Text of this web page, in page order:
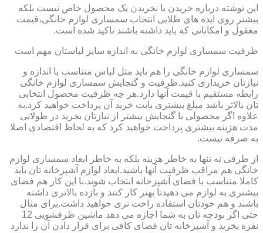
این نوشته درباره خریدن یا نخریدن یک محصول خاص نیست بلکه
بیشتر روی ایده های طلایی انتخاب سمساری لوازم خانگی،قیمت
معقول و امکاناتی که باید داشته باشند تاکید شده است.
ظرفیت سمساری لوازم خانگی به اندازه سایز لباستان مهم است
سمساری لوازم خانگی را هم باید مثل لباس متناسب با اندازه و
نیازتان خریداری کنید.ظرفیت و گنجایش سمساری لوازم خانگی
رابطه مستقیم با قیمت آنها دارد.هر چه ظرفیت محصول انتخابی
تان بالاتر باشد مبلغ بیشتری بابت خرید آن پرداخت خواهید کرد.به
علاوه اگر محصولی با گنجایش بیشتر از نیازتان بخرید در طولانی
مدت هزینه بیشتری پرداخت خواهید کرد که به لحاظ اقتصادی اصلا
به صرفه نیست.
از طرفی نه تنها به خاطر هزینه بلکه به خاطر ابعاد سمساری لوازم
خانگی هم مراقب ظرفیت آنها باشید.ابعاد لوازم آشپزخانه تان باید
کاملا متناسب با فضای آشپزخانه انتخاب شوند.با این کار هم فضای
بیشتری به لوازم می دهیدتا بهتر کار کنند و بازده بالاتری داشته
باشند و هم خودتان استفاده راحت تری خواهید داشت.برای مثال
حتی اگر بودجه تان به شما اجازه می دهد ماشین ظرفشویی 12
نفره بخرید و آشپزخانه تان فضای کافی برای قرار دادن آن را ندارد